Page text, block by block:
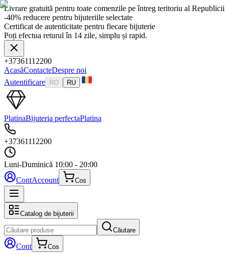
Livrare gratuită pentru toate comenzile pe întreg teritoriu al
-40% reducere pentru bijuteriile selectate
Certificat de autenticitate pentru fiecare bijuterie
Poți efectua returul în 14 zile, simplu și rapid.
+37361112200
AcasăContacteDespre noi
Autentificare
RO RU
PlatinaBijuteria perfectaPlatina
+37361112200
Luni-Duminică 10:00 - 20:00
ContAccount Cos
Catalog de bijuterii
Căutare
Cont Cos